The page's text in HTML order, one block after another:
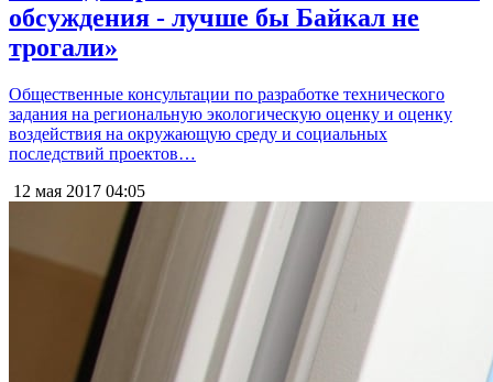
обсуждения - лучше бы Байкал не
трогали»
Общественные консультации по разработке технического
задания на региональную экологическую оценку и оценку
воздействия на окружающую среду и социальных
последствий проектов…
12 мая 2017 04:05